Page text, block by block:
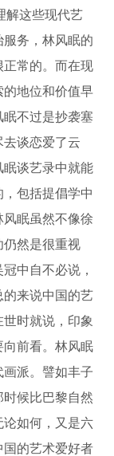
解这些现代艺
务，林风眠的
常的。而在现
地位和价值早
不过是抄袭塞
谈恋爱了云
谈艺录中就能
包括提倡学中
眠虽然不像徐
仍然是很重视
中自不必说，
来说中国的艺
时就说，印象
前看。林风眠
派。譬如丰子
候比巴黎自然
如何，又是六
的艺术爱好者